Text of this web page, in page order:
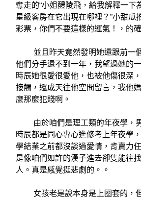
奪走的“小姐醴陵飛，給我解釋一下
星級客房在它出現在哪裡？”小甜瓜
彩票，你們不要這樣的運氣！，的
並且昨天竟然發明她還跟前一個
他們分手還不到一年，我望過她的
時辰她很愛很愛他，也被他傷很深
接觸，還成天往他空間留言，我他
麼那麼犯賤啊。
由於咱們是理工類的年夜學，
時辰都是同心專心進修考上年夜學
學結業之前都沒談過愛情，肯賣力
是像咱們如許的漢子進去卻隻能往
人。真是感覺挺悲劇的。。
女孩老是說本身是上圈套的，